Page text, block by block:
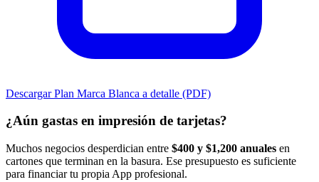
Descargar Plan Marca Blanca a detalle (PDF)
¿Aún gastas en impresión de tarjetas?
Muchos negocios desperdician entre $400 y $1,200 anuales en
cartones que terminan en la basura. Ese presupuesto es suficiente
para financiar tu propia App profesional.